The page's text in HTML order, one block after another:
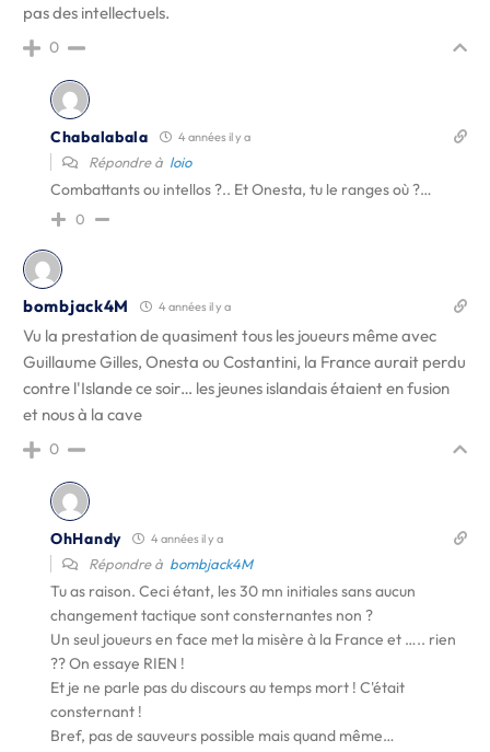
pas des intellectuels.
0
Chabalabala 4 années il y a
Répondre à loio
Combattants ou intellos ?.. Et Onesta, tu le ranges où ?…
0
bombjack4M 4 années il y a
Vu la prestation de quasiment tous les joueurs même avec
Guillaume Gilles, Onesta ou Costantini, la France aurait perdu
contre l'Islande ce soir… les jeunes islandais étaient en fusion
et nous à la cave
0
OhHandy 4 années il y a
Répondre à bombjack4M
Tu as raison. Ceci étant, les 30 mn initiales sans aucun
changement tactique sont consternantes non ?
Un seul joueurs en face met la misère à la France et ….. rien
?? On essaye RIEN !
Et je ne parle pas du discours au temps mort ! C'était
consternant !
Bref, pas de sauveurs possible mais quand même…